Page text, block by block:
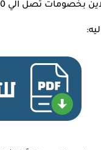
بخصومات تصل الي 20%